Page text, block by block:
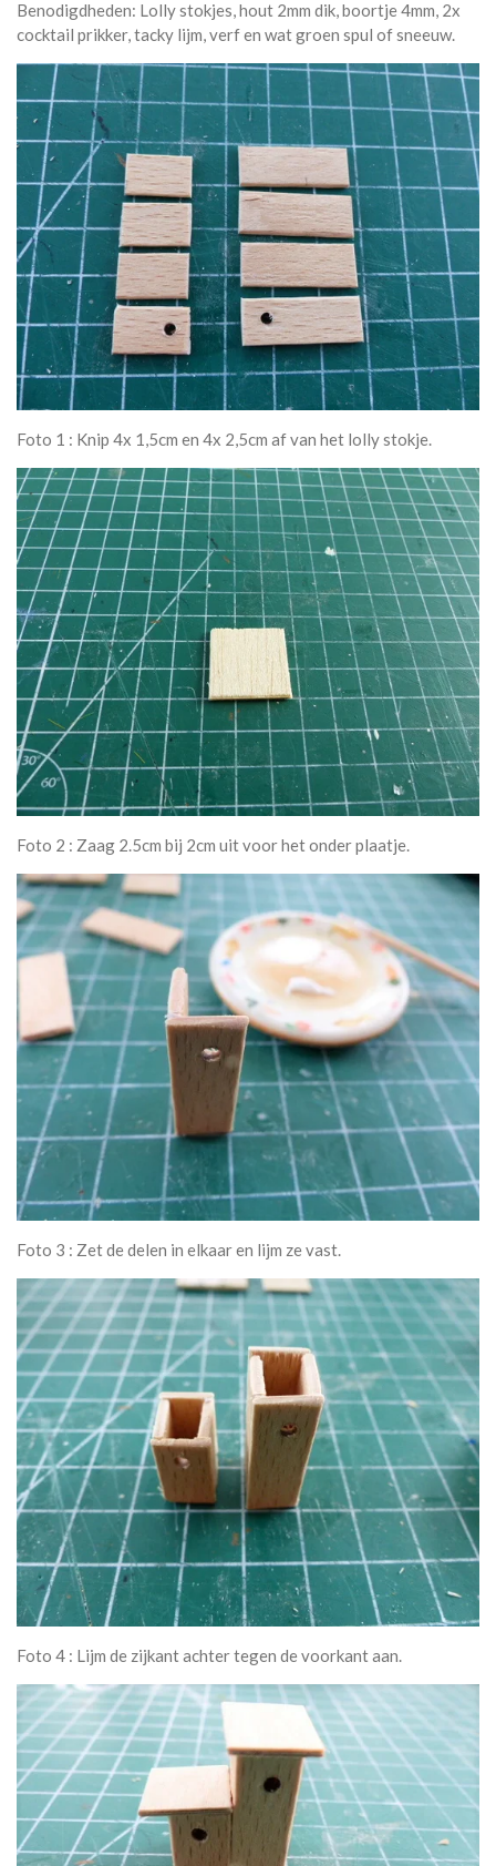
Benodigdheden: Lolly stokjes, hout 2mm dik, boortje 4mm, 2x
cocktail prikker, tacky lijm, verf en wat groen spul of sneeuw.
Foto 1 : Knip 4x 1,5cm en 4x 2,5cm af van het lolly stokje.
Foto 2 : Zaag 2.5cm bij 2cm uit voor het onder plaatje.
Foto 3 : Zet de delen in elkaar en lijm ze vast.
Foto 4 : Lijm de zijkant achter tegen de voorkant aan.